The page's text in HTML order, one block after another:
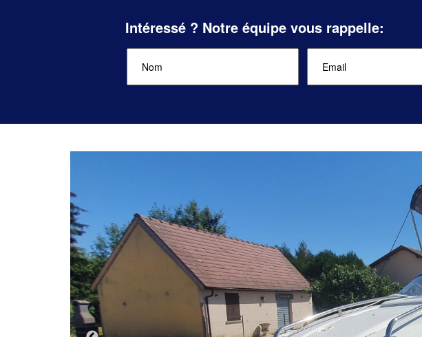
Intéressé ? Notre équipe vous rappelle: